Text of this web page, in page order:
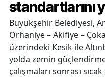
standartlarını
Büyükşehir Belediyesi,
Orhaniye – Akifiye –
üzerindeki Kesik ile
yolda zemin
çalışmaları sonrası